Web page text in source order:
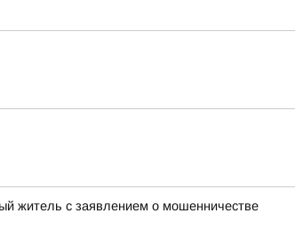
житель с заявлением о мошенничестве